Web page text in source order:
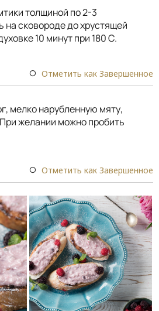
толщиной по 2-3
сковороде до хрустящей
10 минут при 180 С.
Отметить как Завершенное
мелко нарубленную мяту,
желании можно пробить
Отметить как Завершенное